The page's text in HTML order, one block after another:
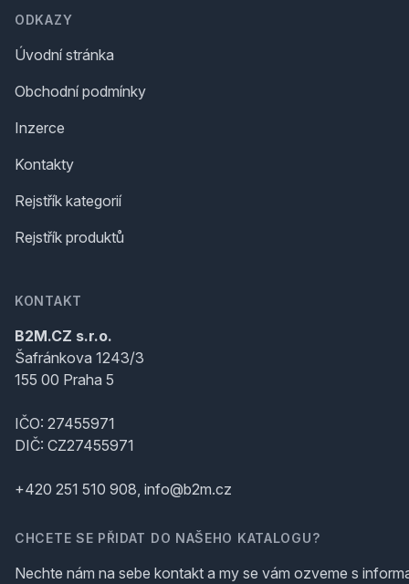
ODKAZY
Úvodní stránka
Obchodní podmínky
Inzerce
Kontakty
Rejstřík kategorií
Rejstřík produktů
KONTAKT
B2M.CZ s.r.o.
Šafránkova 1243/3
155 00 Praha 5
IČO: 27455971
DIČ: CZ27455971
+420 251 510 908, info@b2m.cz
CHCETE SE PŘIDAT DO NAŠEHO KATALOGU?
Nechte nám na sebe kontakt a my se vám ozveme s